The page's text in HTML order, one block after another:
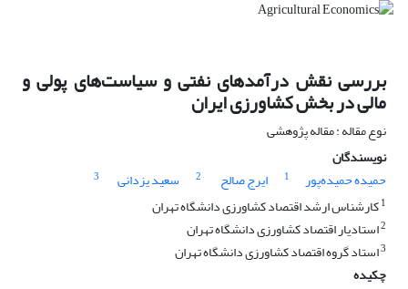
بررسی نقش درآمدهای نفتی و سیاست‌های پولی و
مالی در بخش کشاورزی ایران
نوع مقاله : مقاله پژوهشی
نویسندگان
حمیده حمیده‌پور
1 ایرج صالح 2 سعید یزدانی
3
1کارشناس ارشد اقتصاد کشاورزی دانشگاه تهران
2استادیار اقتصاد کشاورزی دانشگاه تهران
3استاد گروه اقتصاد کشاورزی دانشگاه تهران
چکیده